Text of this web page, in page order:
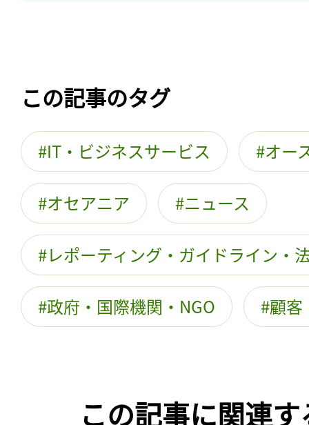
この記事のタグ
IT・ビジネスサービス オー
オセアニア ニュース
レポーティング・ガイドライン・
政府・国際機関・NGO 顧客
この記事に関連